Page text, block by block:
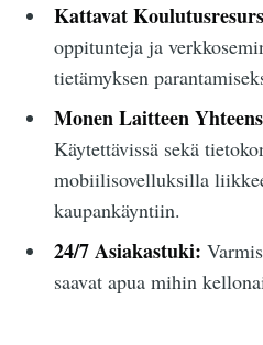
Kattavat
oppitunteja ja
tietämyksen
Monen Laitteen
Käytettävissä sekä
mobiilisovelluksilla
kaupankäyntiin.
24/7 Asiakastuki:
saavat apua mihin